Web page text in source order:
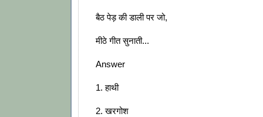
बैठ पेड़ की डाली पर जो,
मीठे गीत सुनाती...
Answer
1. हाथी
2. खरगोश